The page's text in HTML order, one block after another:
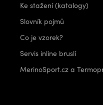
Ke stažení (katalogy)
Slovník pojmů
Co je vzorek?
Servis inline bruslí
MerinoSport.cz a